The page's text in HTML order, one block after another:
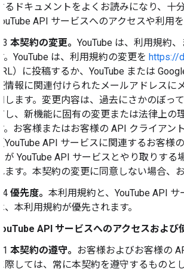
するドキュメントをよくお読みになり、
YouTube API サービスへのアクセスや利用
2.3 本契約の変更。 YouTube は、利用規約
す。YouTube は、利用規約の変更を https://
URL）に投稿するか、YouTube または
証情報に関連付けられたメールアドレス
知します。変更内容は、過去にさかのぼ
だし、新機能に固有の変更または法律上
す。お客様またはお客様の API クライア
（YouTube API サービスに関連するお客
トが YouTube API サービスとやり取りす
れます。本契約の変更に同意しない場合、
2.4 優先度。 本利用規約と、YouTube API
は、本利用規約が優先されます。
YouTube API サービスへのアクセスおよび
3.1 本契約の遵守。 お客様およびお客様の
に際しては、常に本契約を遵守するもの